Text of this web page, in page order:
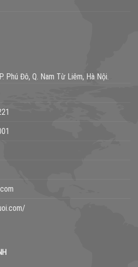
Phú Đô, Q. Nam Từ Liêm, Hà Nội.